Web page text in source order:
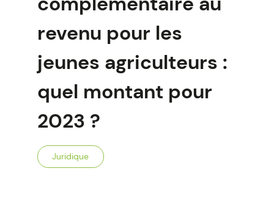
revenu pour les
jeunes agriculteurs :
quel montant pour
2023 ?
Juridique